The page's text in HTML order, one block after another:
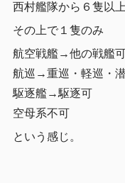
西村艦隊から６隻以
その上で１隻のみ
航空戦艦→他の戦艦
航巡→重巡・軽巡・
駆逐艦→駆逐可
空母系不可
という感じ。